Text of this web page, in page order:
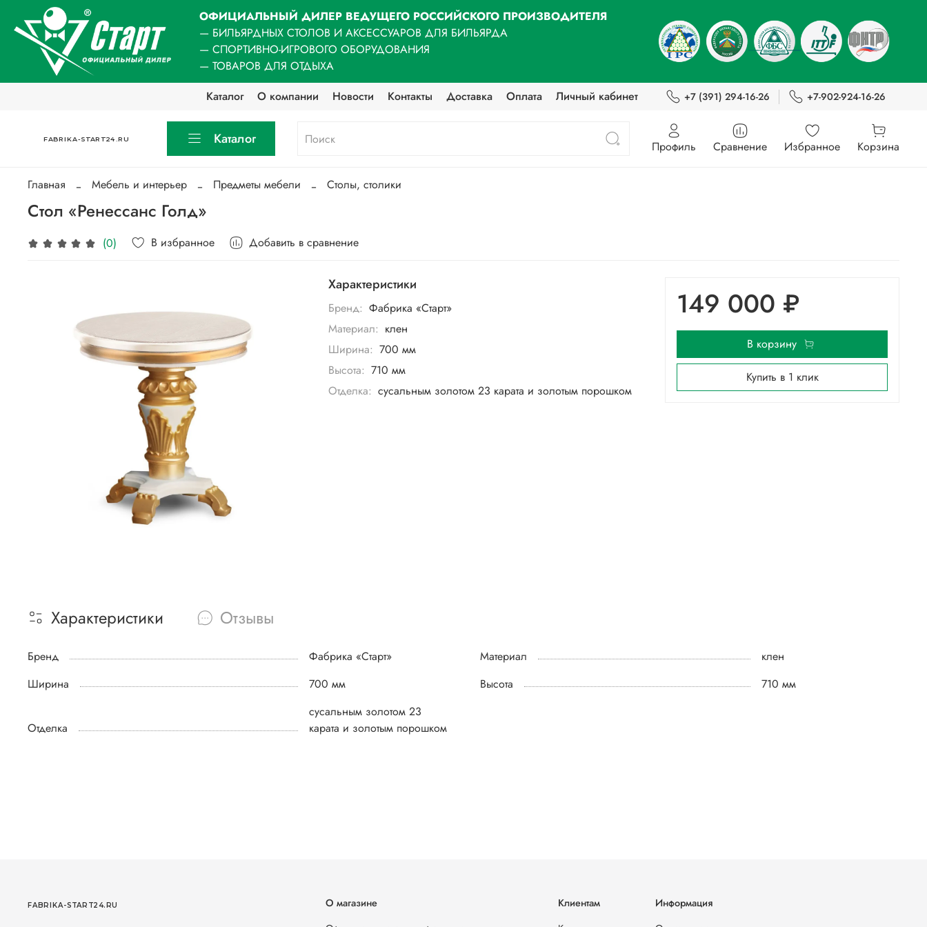
ОФИЦИАЛЬНЫЙ ДИЛЕР ВЕДУЩЕГО РОССИЙСКОГО ПРОИЗВОДИТЕЛЯ
— БИЛЬЯРДНЫХ СТОЛОВ И АКСЕССУАРОВ ДЛЯ БИЛЬЯРДА
— СПОРТИВНО-ИГРОВОГО ОБОРУДОВАНИЯ
— ТОВАРОВ ДЛЯ ОТДЫХА
Каталог
О компании Новости Контакты Доставка Оплата Личный кабинет +7 (391) 294-16-26 +7-902-924-16-26
FABRIKA-START24.RU Каталог Профиль Сравнение Избранное Корзина
Главная Мебель и интерьер Предметы мебели Столы, столики
Стол «Ренессанс Голд»
(0) В избранное Добавить в сравнение
Характеристики
Бренд: Фабрика «Старт»
Материал: клен
Ширина: 700 мм
Высота: 710 мм
Отделка: сусальным золотом 23 карата и золотым порошком
149 000 ₽
В корзину
Купить в 1 клик
Характеристики Отзывы
Бренд Фабрика «Старт» Материал
клен
Ширина
700 мм Высота 710 мм
Отделка
сусальным золотом 23
карата и золотым порошком
О магазине
Клиентам
Информация
FABRIKA-START24.RU